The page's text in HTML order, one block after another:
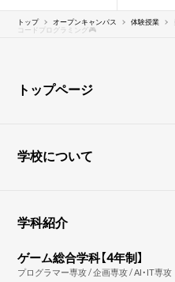
トップ オープンキャンパス 体験授業
コードプログラミング🎮
トップページ
学校について
学科紹介
ゲーム総合学科【4年制】
プログラマー専攻 / 企画専攻 / AI・IT専攻